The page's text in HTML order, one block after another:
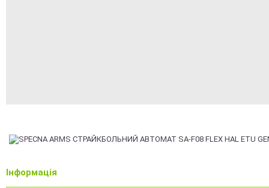
Інформація